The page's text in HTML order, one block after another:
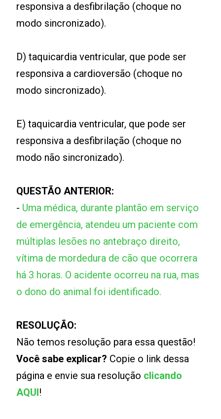
responsiva a desfibrilação (choque no
modo sincronizado).
D) taquicardia ventricular, que pode ser
responsiva a cardioversão (choque no
modo sincronizado).
E) taquicardia ventricular, que pode ser
responsiva a desfibrilação (choque no
modo não sincronizado).
QUESTÃO ANTERIOR:
- Uma médica, durante plantão em serviço
de emergência, atendeu um paciente com
múltiplas lesões no antebraço direito,
vítima de mordedura de cão que ocorrera
há 3 horas. O acidente ocorreu na rua, mas
o dono do animal foi identificado.
RESOLUÇÃO:
Não temos resolução para essa questão!
Você sabe explicar? Copie o link dessa
página e envie sua resolução clicando
AQUI!